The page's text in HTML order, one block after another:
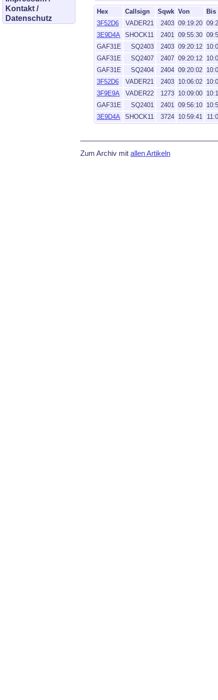
Kontakt /
Datenschutz
Hex Callsign Sqwk Von
Bis
3F52D6
VADER21 2403 09:19:20
3E9D4A
SHOCK11 2401 09:55:30
GAF31E
SQ2403 2403 09:20:12
GAF31E
SQ2407 2407 09:20:12
GAF31E
SQ2404 2404 09:20:02
3F52D6
VADER21 2403 10:06:02
3F9E9A
VADER22 1273 10:09:00
GAF31E
SQ2401 2401 09:56:10
3E9D4A
SHOCK11 3724 10:59:41
Zum Archiv mit allen Artikeln